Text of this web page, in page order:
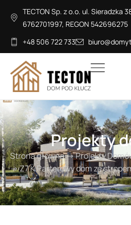
TECTON Sp. z o.o. ul. Sieradzka
6762701997, REGON 542696275
+48 506 722 733
Projekty
Strona główna→Projekty
→Z7 K Parterowy dom ze